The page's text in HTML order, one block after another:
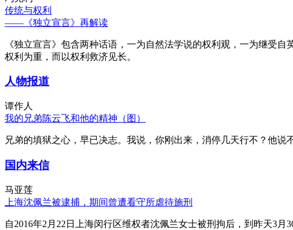
传统与权利
——《独立宣言》再解读
《独立宣言》包含两种话语，一为自然法学说的权利观，一为继受
权利为重，而以权利救济见长。
人物报道
谭作人
我的兄弟陈云飞和他的精神（图）
兄弟的填狱之心，早已决志。我说，你刚出来，消停几天行不？他
国内来信
马亚莲
上海沈佩兰被逮捕，期间曾遭看守所虐待施刑
自2016年2月22日上海闵行区维权者沈佩兰女士被刑拘后，到昨天3